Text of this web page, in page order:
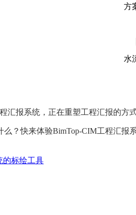
方
水
汇报系统，正在重塑工程汇报的方
么？快来体验BimTop-CIM工程汇报
的标绘工具